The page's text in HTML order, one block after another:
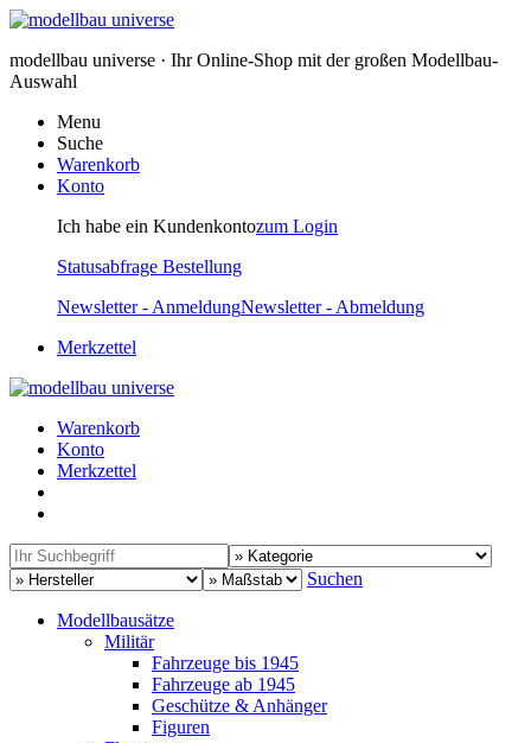
modellbau universe · Ihr Online-Shop mit der großen Modellbau-
Auswahl
Menu
Suche
Warenkorb
Konto
Ich habe ein Kundenkontozum Login
Statusabfrage Bestellung
Newsletter - AnmeldungNewsletter - Abmeldung
Merkzettel
Warenkorb
Konto
Merkzettel
Suchen
Modellbausätze
Militär
Fahrzeuge bis 1945
Fahrzeuge ab 1945
Geschütze & Anhänger
Figuren